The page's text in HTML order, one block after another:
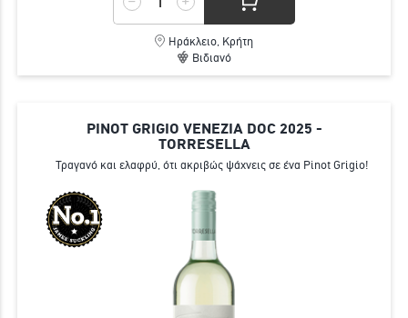
Ηράκλειο, Κρήτη
Βιδιανό
PINOT GRIGIO VENEZIA DOC 2025 -
TORRESELLA
Τραγανό και ελαφρύ, ότι ακριβώς ψάχνεις σε ένα Pinot Grigio!